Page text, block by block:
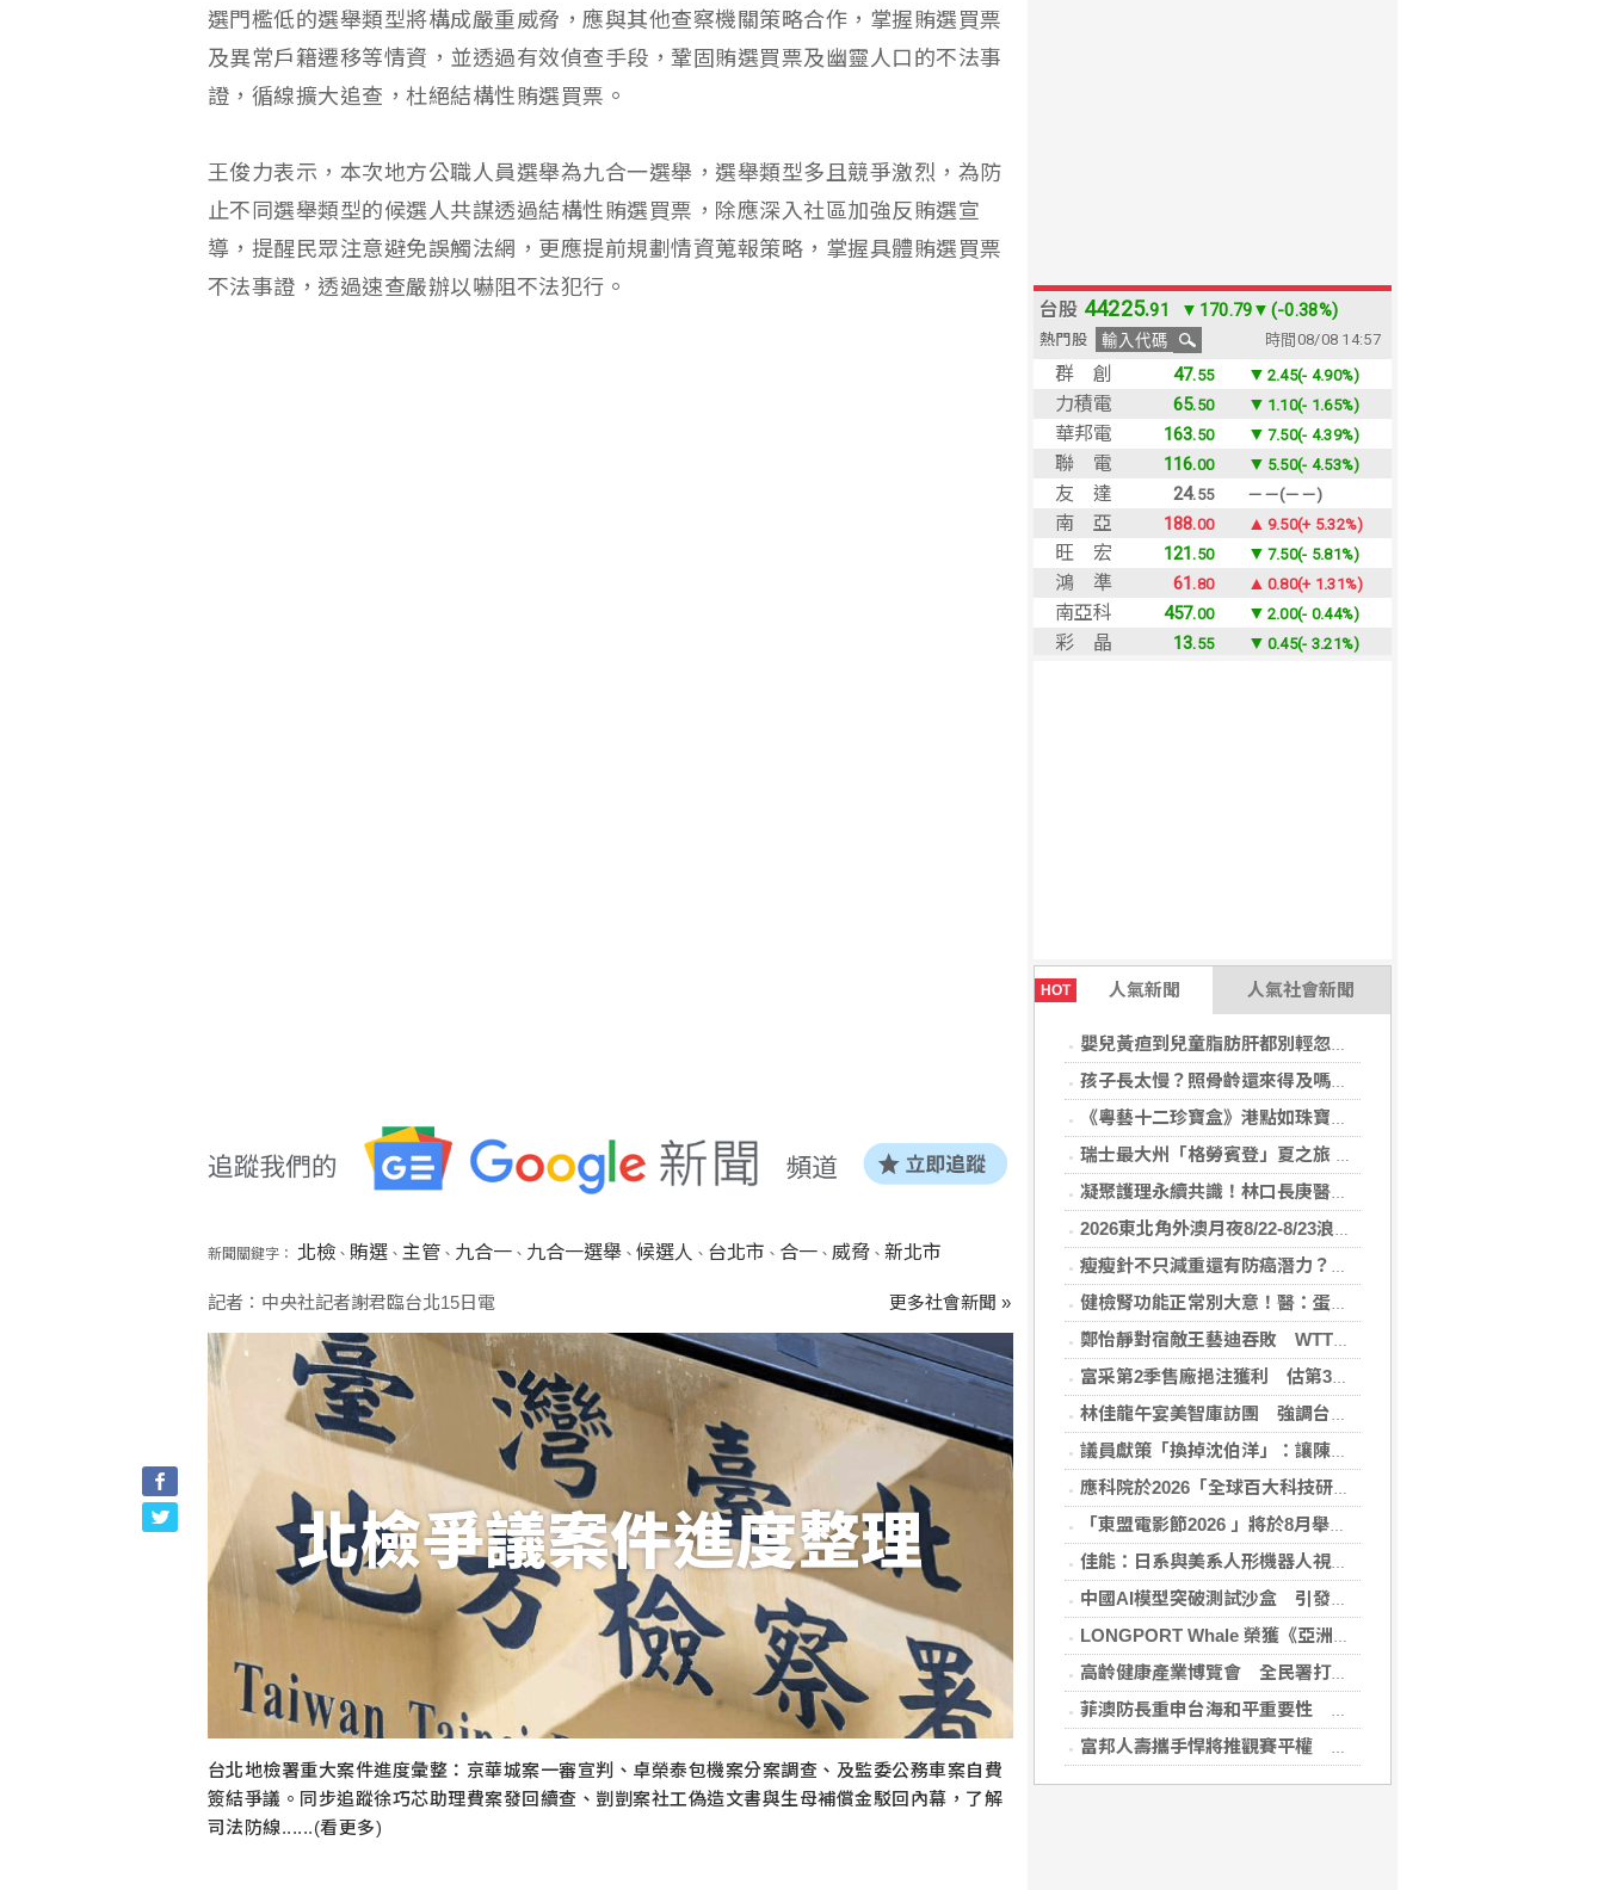
HOT 人氣新聞 人氣社會新聞
嬰兒黃疸到兒童脂肪肝都別輕忽！醫揭不同年齡「肝病警訊」
孩子長太慢？照骨齡還來得及嗎？AI骨齡輔助判讀系統成臨床評估重要參考
《粵藝十二珍寶盒》港點如珠寶藝術 臺中勤美洲際明娟樓餐桌變成精品櫃位？
瑞士最大州「格勞賓登」夏之旅 推薦6座山間秘境，感受不同阿爾卑斯療癒度假風情！
凝聚護理永續共識！林口長庚醫院攜手各界打造永續護理職場，共創健康台灣
2026東北角外澳月夜8/22-8/23浪漫登場！ 感受一「夏」東北角夜的浪漫！
瘦瘦針不只減重還有防癌潛力？臺大醫揭肥胖族群用藥 肥胖相關癌症風險降
健檢腎功能正常別大意！醫：蛋白尿異常恐是洗腎警訊
鄭怡靜對宿敵王藝迪吞敗 WTT橫濱冠軍戰止步16強
富采第2季售廠挹注獲利 估第3季營收下滑
林佳龍午宴美智庫訪團 強調台灣是不可或缺夥伴
議員獻策「換掉沈伯洋」：讓陳時中再輸一次
應科院於2026「全球百大科技研發獎」中創亞洲最佳成績 三項技術榮膺全球百大創新獎項
「東盟電影節2026 」將於8月舉行 歷來最大規模 以電影連繫文化交流
佳能：日系與美系人形機器人視覺模組 下半年出貨
中國AI模型突破測試沙盒 引發資安風險疑慮
LONGPORT Whale 榮獲《亞洲銀行與金融》金融科技生態合作獎
高齡健康產業博覽會 全民署打造主題館邀同樂
菲澳防長重申台海和平重要性 林佳龍表達肯定
富邦人壽攜手悍將推觀賽平權 邀身障、親子看球
選門檻低的選舉類型將構成嚴重威脅，應與其他查察機關策略合作，掌握賄選買票
及異常戶籍遷移等情資，並透過有效偵查手段，鞏固賄選買票及幽靈人口的不法事
證，循線擴大追查，杜絕結構性賄選買票。
王俊力表示，本次地方公職人員選舉為九合一選舉，選舉類型多且競爭激烈，為防
止不同選舉類型的候選人共謀透過結構性賄選買票，除應深入社區加強反賄選宣
導，提醒民眾注意避免誤觸法網，更應提前規劃情資蒐報策略，掌握具體賄選買票
不法事證，透過速查嚴辦以嚇阻不法犯行。
新聞關鍵字： 北檢、 賄選、 主管 、 九合一、 九合一選舉、 候選人 、 台北市 、 合一、 威脅、 新北市
記者：中央社記者謝君臨台北15日電 更多社會新聞 »
北檢爭議案件進度整理
台北地檢署重大案件進度彙整：京華城案一審宣判、卓榮泰包機案分案調查、及監委公務車案自費
簽結爭議。同步追蹤徐巧芯助理費案發回續查、剴剴案社工偽造文書與生母補償金駁回內幕，了解
司法防線......(看更多)